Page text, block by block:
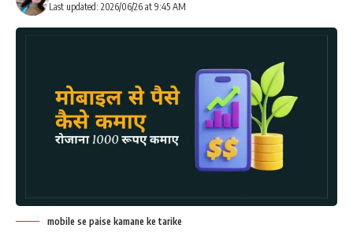
Last updated: 2026/06/26 at 9:45 AM
mobile se paise kamane ke tarike